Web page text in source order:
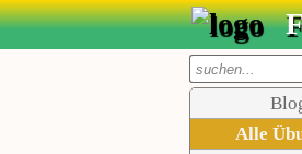
Alle